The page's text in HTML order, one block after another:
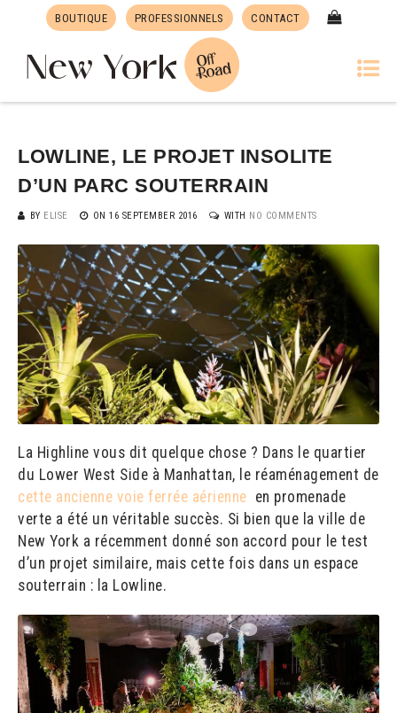
BOUTIQUE PROFESSIONNELS CONTACT
LOWLINE, LE PROJET INSOLITE
D’UN PARC SOUTERRAIN
BY ELISE ON 16 SEPTEMBER 2016 WITH NO COMMENTS
La Highline vous dit quelque chose ? Dans le quartier
du Lower West Side à Manhattan, le réaménagement de
cette ancienne voie ferrée aérienne en promenade
verte a été un véritable succès. Si bien que la ville de
New York a récemment donné son accord pour le test
d’un projet similaire, mais cette fois dans un espace
souterrain : la Lowline.